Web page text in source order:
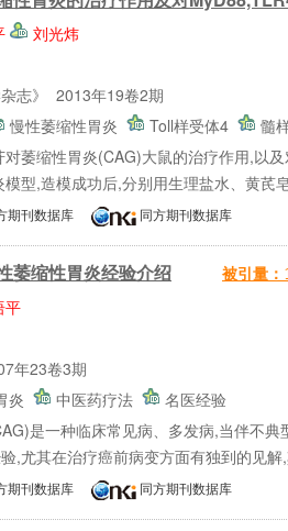
刘光炜
志》 2013年19卷2期
慢性萎缩性胃炎 Toll样受体4
髓
对萎缩性胃炎(CAG)大鼠的治疗作用,以
型,造模成功后,分别用生理盐水、黄芪
期刊数据库 同方期刊数据库
萎缩性胃炎经验介绍 被引量：
平
年23卷3期
炎 中医药疗法
名医经验
是一种临床常见病、多发病,当伴不
,尤其在治疗癌前病变方面有独到的见解,
期刊数据库 同方期刊数据库